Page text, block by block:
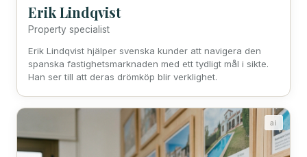
Erik Lindqvist
Property specialist
Erik Lindqvist hjälper svenska kunder att navigera den
spanska fastighetsmarknaden med ett tydligt mål i sikte.
Han ser till att deras drömköp blir verklighet.
ai